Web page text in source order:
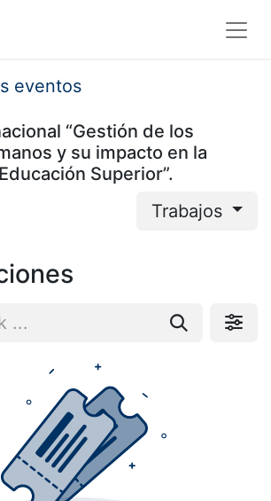
eventos
“Gestión de los
y su impacto en la
Superior”.
Trabajos